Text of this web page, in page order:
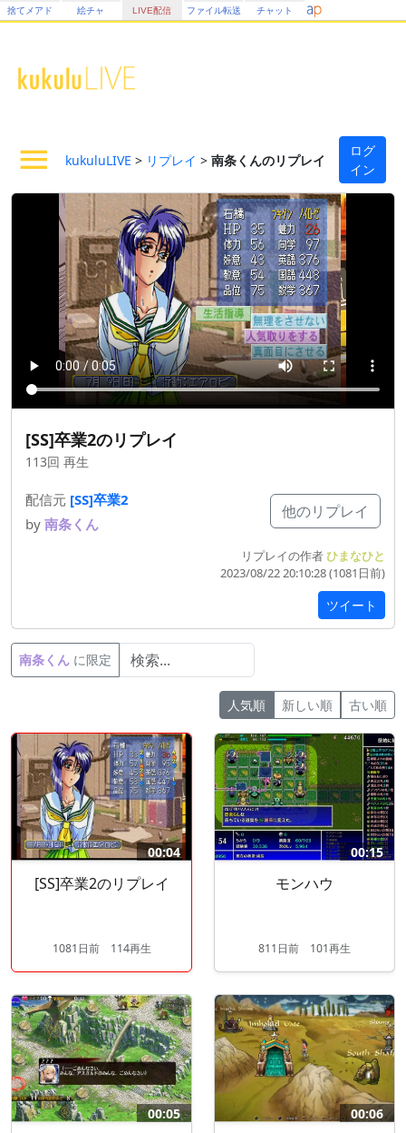
捨てメアド 絵チャ LIVE配信 ファイル転送 チャット
kukuluLIVE > リプレイ > 南条くんのリプレイ
ログ
イン
[SS]卒業2のリプレイ
113回 再生
配信元 [SS]卒業2
by 南条くん
他のリプレイ
リプレイの作者ひまなひと
2023/08/22 20:10:28 (1081 日前)
ツイート
南条くん に限定
人気順 新しい順 古い順
00:04
[SS]卒業2のリプレイ
1081 日前114再生
00:15
モンハウ
811 日前 101再生
00:05 00:06